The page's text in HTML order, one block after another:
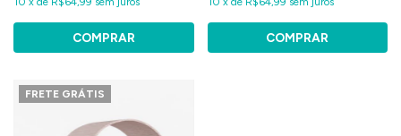
1/5
FRETE GRÁTIS